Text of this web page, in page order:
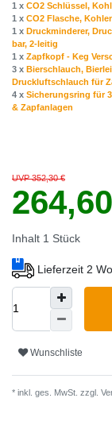
1 x CO2 Schlüssel,
1 x CO2 Flasche,
1 x Druckminderer,
bar, 2-leitig
1 x Zapfkopf - Keg
3 x Bierschlauch,
Druckluftschlauch für
4 x Sicherungsring für
& Zapfanlagen
UVP 352,30 €
Inhalt 1 Stück
Lieferzeit 2
Wunschliste
* inkl. ges. MwSt. zzgl.